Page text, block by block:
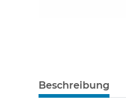
Beschreibung